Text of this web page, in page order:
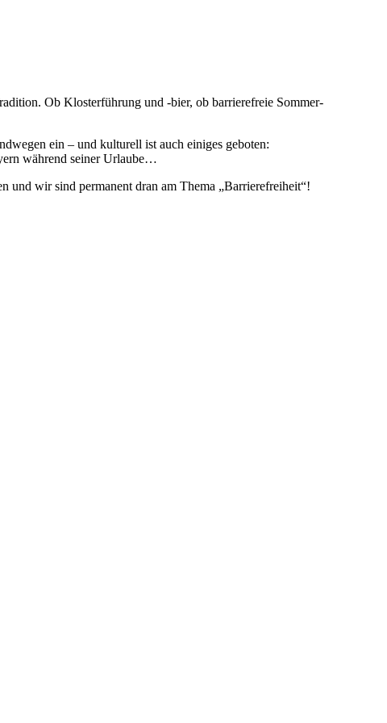
Ob Klosterführung und -bier, ob barrierefreie Sommer-
ein – und kulturell ist auch einiges geboten:
während seiner Urlaube…
und wir sind permanent dran am Thema „Barrierefreiheit“!